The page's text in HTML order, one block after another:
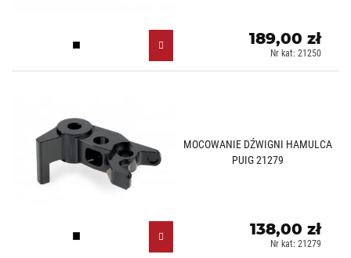
Czarny (N)
189,00 zł
Nr kat: 21250
MOCOWANIE DŹWIGNI HAMULCA
PUIG 21279
Czarny (N)
138,00 zł
Nr kat: 21279